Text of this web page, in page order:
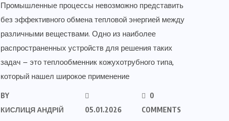
Промышленные процессы невозможно представить
без эффективного обмена тепловой энергией между
различными веществами. Одно из наиболее
распространенных устройств для решения таких
задач – это теплообменник кожухотрубного типа,
который нашел широкое применение
BY
КИСЛИЦЯ АНДРІЙ
05.01.2026
0
COMMENTS